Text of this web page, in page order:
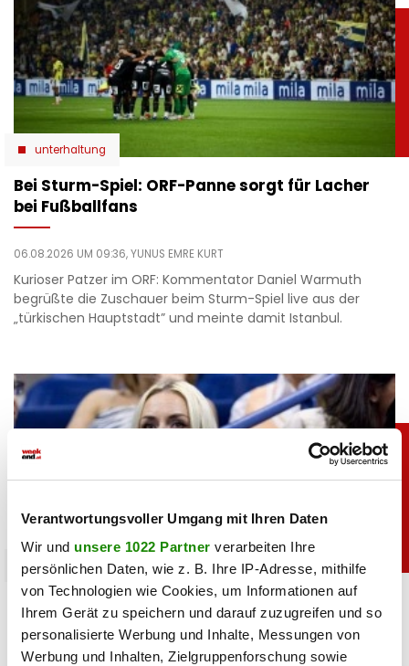
Verantwortungsvoller Umgang mit Ihren Daten
Wir und unsere 1022 Partner verarbeiten Ihre
persönlichen Daten, wie z. B. Ihre IP-Adresse, mithilfe
von Technologien wie Cookies, um Informationen auf
Ihrem Gerät zu speichern und darauf zuzugreifen und so
personalisierte Werbung und Inhalte, Messungen von
Werbung und Inhalten, Zielgruppenforschung sowie
unterhaltung
Bei Sturm-Spiel: ORF-Panne sorgt für Lacher
bei Fußballfans
06.08.2026 UM 09:36,YUNUS EMRE KURT
Kurioser Patzer im ORF: Kommentator Daniel Warmuth
begrüßte die Zuschauer beim Sturm-Spiel live aus der
„türkischen Hauptstadt” und meinte damit Istanbul.
sport
Heiß: Lindsey Vonn zeigt Traumfigur im Urlaub
06.08.2026 UM 09:28, JOVANA BOROJEVIC